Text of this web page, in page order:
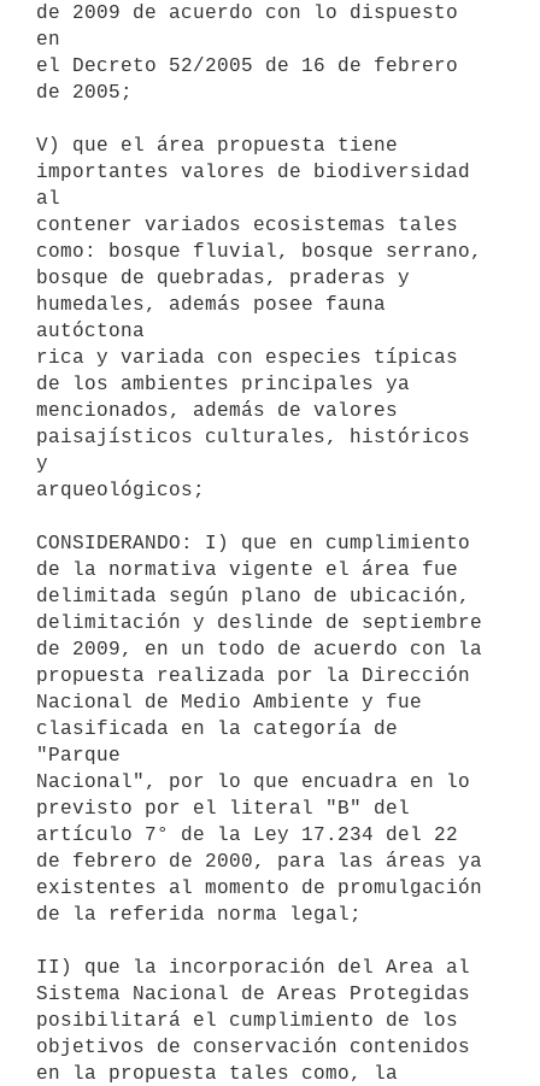
de 2009 de acuerdo con lo dispuesto
en
el Decreto 52/2005 de 16 de febrero
de 2005;
V) que el área propuesta tiene
importantes valores de biodiversidad
al
contener variados ecosistemas tales
como: bosque fluvial, bosque serrano,
bosque de quebradas, praderas y
humedales, además posee fauna
autóctona
rica y variada con especies típicas
de los ambientes principales ya
mencionados, además de valores
paisajísticos culturales, históricos
y
arqueológicos;
CONSIDERANDO: I) que en cumplimiento
de la normativa vigente el área fue
delimitada según plano de ubicación,
delimitación y deslinde de septiembre
de 2009, en un todo de acuerdo con la
propuesta realizada por la Dirección
Nacional de Medio Ambiente y fue
clasificada en la categoría de
"Parque
Nacional", por lo que encuadra en lo
previsto por el literal "B" del
artículo 7° de la Ley 17.234 del 22
de febrero de 2000, para las áreas ya
existentes al momento de promulgación
de la referida norma legal;
II) que la incorporación del Area al
Sistema Nacional de Areas Protegidas
posibilitará el cumplimiento de los
objetivos de conservación contenidos
en la propuesta tales como, la